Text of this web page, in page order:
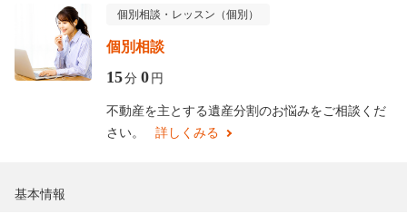
個別相談・レッスン（個別）
個別相談
15分0 円
不動産を主とする遺産分割のお悩みをご相談くだ
さい。
詳しくみる
基本情報